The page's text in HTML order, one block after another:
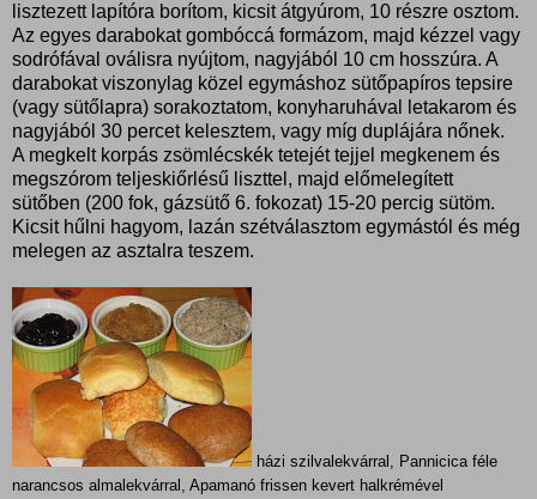
lisztezett lapítóra borítom, kicsit átgyúrom, 10 részre osztom.
Az egyes darabokat gombóccá formázom, majd kézzel vagy
sodrófával oválisra nyújtom, nagyjából 10 cm hosszúra. A
darabokat viszonylag közel egymáshoz sütőpapíros tepsire
(vagy sütőlapra) sorakoztatom, konyharuhával letakarom és
nagyjából 30 percet kelesztem, vagy míg duplájára nőnek.
A megkelt korpás zsömlécskék tetejét tejjel megkenem és
megszórom teljeskiőrlésű liszttel, majd előmelegített
sütőben (200 fok, gázsütő 6. fokozat) 15-20 percig sütöm.
Kicsit hűlni hagyom, lazán szétválasztom egymástól és még
melegen az asztalra teszem.
házi szilvalekvárral, Pannicica féle
narancsos almalekvárral, Apamanó frissen kevert halkrémével